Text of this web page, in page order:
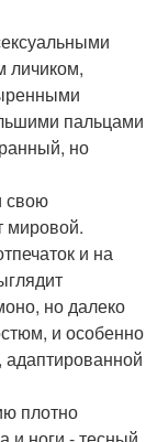
личиком,
пальцами
но
свою
мировой.
и на
но далеко
и особенно
плотно